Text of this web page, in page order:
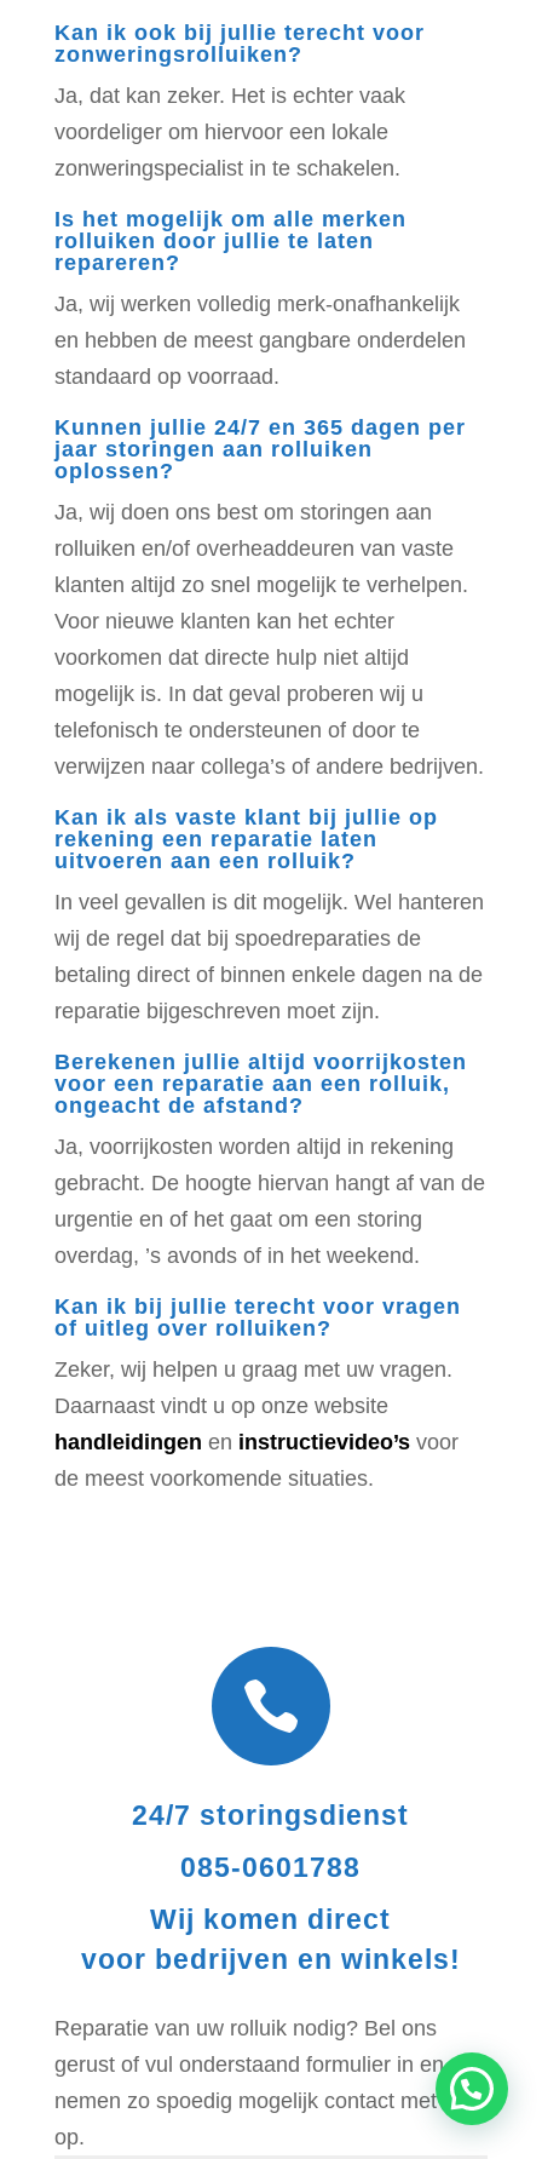
Kan ik ook bij jullie terecht voor
zonweringsrolluiken?
Ja, dat kan zeker. Het is echter vaak
voordeliger om hiervoor een lokale
zonweringspecialist in te schakelen.
Is het mogelijk om alle merken
rolluiken door jullie te laten
repareren?
Ja, wij werken volledig merk-onafhankelijk
en hebben de meest gangbare onderdelen
standaard op voorraad.
Kunnen jullie 24/7 en 365 dagen per
jaar storingen aan rolluiken
oplossen?
Ja, wij doen ons best om storingen aan
rolluiken en/of overheaddeuren van vaste
klanten altijd zo snel mogelijk te verhelpen.
Voor nieuwe klanten kan het echter
voorkomen dat directe hulp niet altijd
mogelijk is. In dat geval proberen wij u
telefonisch te ondersteunen of door te
verwijzen naar collega’s of andere bedrijven.
Kan ik als vaste klant bij jullie op
rekening een reparatie laten
uitvoeren aan een rolluik?
In veel gevallen is dit mogelijk. Wel hanteren
wij de regel dat bij spoedreparaties de
betaling direct of binnen enkele dagen na de
reparatie bijgeschreven moet zijn.
Berekenen jullie altijd voorrijkosten
voor een reparatie aan een rolluik,
ongeacht de afstand?
Ja, voorrijkosten worden altijd in rekening
gebracht. De hoogte hiervan hangt af van de
urgentie en of het gaat om een storing
overdag, ’s avonds of in het weekend.
Kan ik bij jullie terecht voor vragen
of uitleg over rolluiken?
Zeker, wij helpen u graag met uw vragen.
Daarnaast vindt u op onze website
handleidingen en instructievideo’s voor
de meest voorkomende situaties.

24/7 storingsdienst
085-0601788
Wij komen direct
voor bedrijven en winkels!
Reparatie van uw rolluik nodig? Bel ons
gerust of vul onderstaand formulier in en wij
nemen zo spoedig mogelijk contact met u
op.